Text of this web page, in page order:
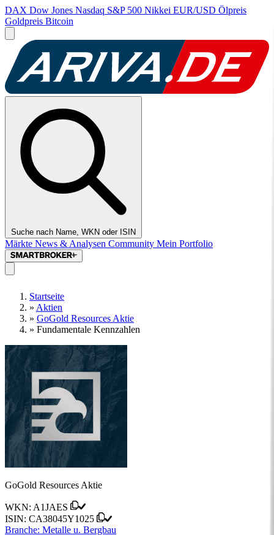
DAX Dow Jones Nasdaq S&P 500 Nikkei EUR/USD Ölpreis
Goldpreis Bitcoin
Suche nach Name, WKN oder ISIN
Märkte News & Analysen Community Mein Portfolio
Startseite
» Aktien
» GoGold Resources Aktie
» Fundamentale Kennzahlen
GoGold Resources Aktie
WKN: A1JAES
ISIN: CA38045Y1025
Branche: Metalle u. Bergbau